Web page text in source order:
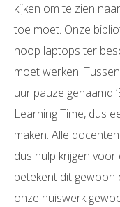
kijken om te zien
toe moet. Onze
hoop laptops ter
moet werken.
uur pauze genaamd
Learning Time, dus
maken. Alle
dus hulp krijgen voor
betekent dit gewoon
onze huiswerk